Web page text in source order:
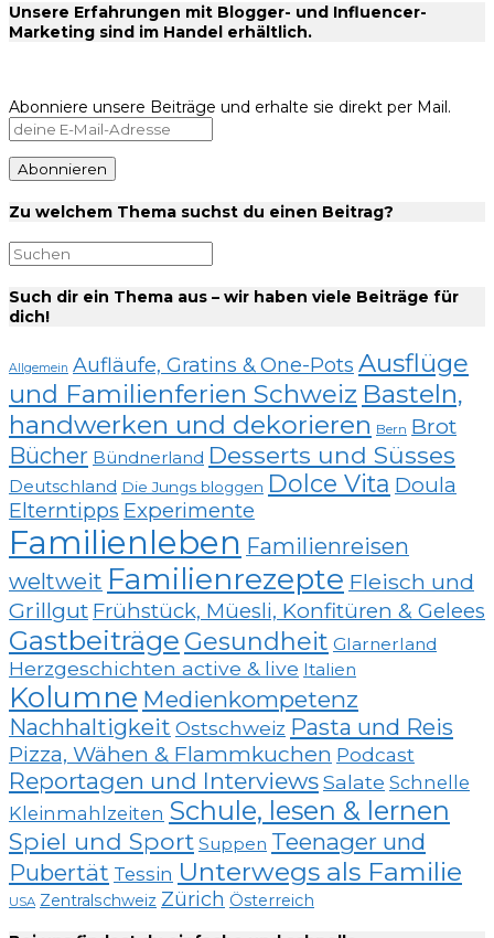
Unsere Erfahrungen mit Blogger- und Influencer-
Marketing sind im Handel erhältlich.
Abonniere unsere Beiträge und erhalte sie direkt per Mail.
Zu welchem Thema suchst du einen Beitrag?
Such dir ein Thema aus – wir haben viele Beiträge für
dich!
Allgemein Aufläufe, Gratins & One-Pots Ausflüge
und Familienferien Schweiz Basteln,
handwerken und dekorieren Bern Brot
Bücher Bündnerland Desserts und Süsses
Deutschland Die Jungs bloggen Dolce Vita Doula
Elterntipps Experimente
Familienleben Familienreisen
weltweit Familienrezepte Fleisch und
Grillgut Frühstück, Müesli, Konfitüren & Gelees
Gastbeiträge Gesundheit Glarnerland
Herzgeschichten active & live Italien
Kolumne Medienkompetenz
Nachhaltigkeit Ostschweiz Pasta und Reis
Pizza, Wähen & Flammkuchen Podcast
Reportagen und InterviewsSalate Schnelle
Kleinmahlzeiten Schule, lesen & lernen
Spiel und Sport Suppen Teenager und
Pubertät Tessin Unterwegs als Familie
USA Zentralschweiz Zürich Österreich